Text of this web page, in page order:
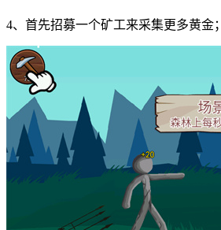
4、首先招募一个矿工来采集更多黄金；